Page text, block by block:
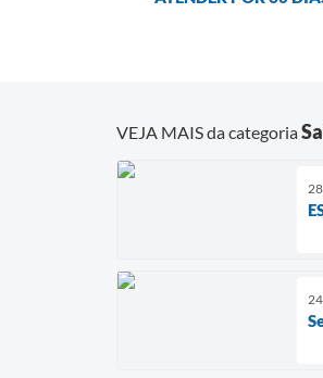
VEJA MAIS da categoria